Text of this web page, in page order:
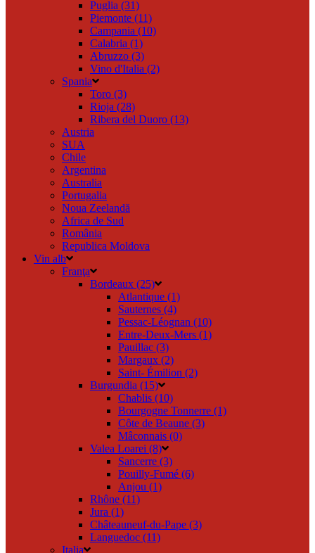
Puglia (31)
Piemonte (11)
Campania (10)
Calabria (1)
Abruzzo (3)
Vino d'Italia (2)
Spania
Toro (3)
Rioja (28)
Ribera del Duoro (13)
Austria
SUA
Chile
Argentina
Australia
Portugalia
Noua Zeelandă
Africa de Sud
România
Republica Moldova
Vin alb
Franţa
Bordeaux (25)
Atlantique (1)
Sauternes (4)
Pessac-Léognan (10)
Entre-Deux-Mers (1)
Pauillac (3)
Margaux (2)
Saint- Émilion (2)
Burgundia (15)
Chablis (10)
Bourgogne Tonnerre (1)
Côte de Beaune (3)
Mâconnais (0)
Valea Loarei (8)
Sancerre (3)
Pouilly-Fumé (6)
Anjou (1)
Rhône (11)
Jura (1)
Châteauneuf-du-Pape (3)
Languedoc (11)
Italia